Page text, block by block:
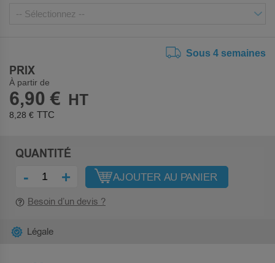
Sous 4 semaines
PRIX
À partir de
6,90 €
8,28 €
QUANTITÉ
- + AJOUTER AU PANIER
Besoin d’un devis ?
Légale